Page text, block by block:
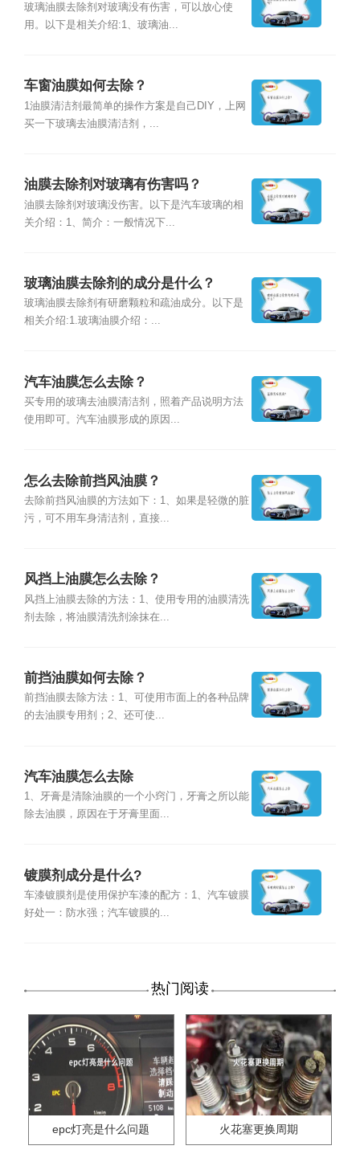
玻璃油膜去除剂对玻璃没有伤害，可以放心使
用。以下是相关介绍:1、玻璃油...
车窗油膜如何去除？
1油膜清洁剂最简单的操作方案是自己DIY，上网
买一下玻璃去油膜清洁剂，...
油膜去除剂对玻璃有伤害吗？
油膜去除剂对玻璃没伤害。以下是汽车玻璃的相
关介绍：1、简介：一般情况下...
玻璃油膜去除剂的成分是什么？
玻璃油膜去除剂有研磨颗粒和疏油成分。以下是
相关介绍:1.玻璃油膜介绍：...
汽车油膜怎么去除？
买专用的玻璃去油膜清洁剂，照着产品说明方法
使用即可。汽车油膜形成的原因...
怎么去除前挡风油膜？
去除前挡风油膜的方法如下：1、如果是轻微的脏
污，可不用车身清洁剂，直接...
风挡上油膜怎么去除？
风挡上油膜去除的方法：1、使用专用的油膜清洗
剂去除，将油膜清洗剂涂抹在...
前挡油膜如何去除？
前挡油膜去除方法：1、可使用市面上的各种品牌
的去油膜专用剂；2、还可使...
汽车油膜怎么去除
1、牙膏是清除油膜的一个小窍门，牙膏之所以能
除去油膜，原因在于牙膏里面...
镀膜剂成分是什么?
车漆镀膜剂是使用保护车漆的配方：1、汽车镀膜
好处一：防水强；汽车镀膜的...
热门阅读
epc灯亮是什么问题 火花塞更换周期